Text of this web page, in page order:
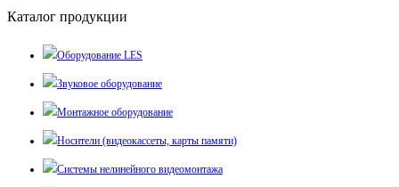
Каталог продукции
Оборудование LES
Звуковое оборудование
Монтажное оборудование
Носители (видеокассеты, карты памяти)
Системы нелинейного видеомонтажа